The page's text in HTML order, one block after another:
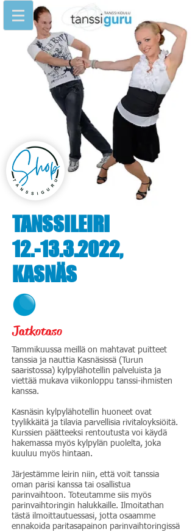
TANSSILEIRI
12.-13.3.2022,
KASNÄS
Jatkotaso
Tammikuussa meillä on mahtavat puitteet
tanssia ja nauttia Kasnäsissä (Turun
saaristossa) kylpylähotellin palveluista ja
viettää mukava viikonloppu tanssi-ihmisten
kanssa.
Kasnäsin kylpylähotellin huoneet ovat
tyylikkäitä ja tilavia parvellisia rivitaloyksiöitä.
Kurssien päätteeksi rentoutusta voi käydä
hakemassa myös kylpylän puolelta, joka
kuuluu myös hintaan.
Järjestämme leirin niin, että voit tanssia
oman parisi kanssa tai osallistua
parinvaihtoon. Toteutamme siis myös
parinvaihtoringin halukkaille. Ilmoitathan
tästä ilmoittautuessasi, jotta osaamme
ennakoida paritasapainon parinvaihtoringissä